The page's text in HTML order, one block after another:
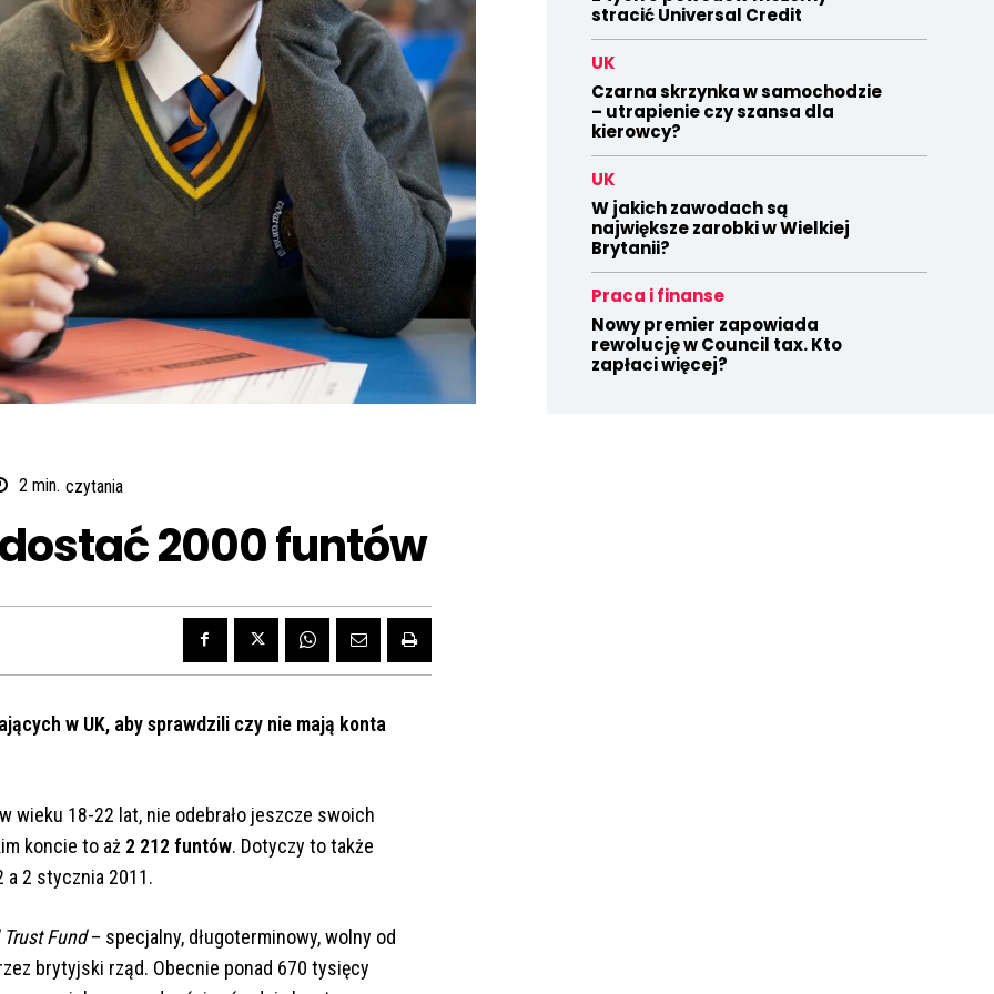
2min. czytania
2000 funtów
w UK, aby sprawdzili czy nie mają konta
wieku 18-22 lat, nie odebrało jeszcze swoich
koncie to aż 2 212 funtów. Dotyczy to także
a 2 stycznia 2011.
Fund– specjalny, długoterminowy, wolny od
brytyjski rząd. Obecnie ponad 670 tysięcy
stracić Universal Credit
UK
Czarna skrzynka w samochodzie
– utrapienie czy szansa dla
kierowcy?
UK
W jakich zawodach są
największe zarobki w Wielkiej
Brytanii?
Praca i finanse
Nowy premier zapowiada
rewolucję w Council tax. Kto
zapłaci więcej?